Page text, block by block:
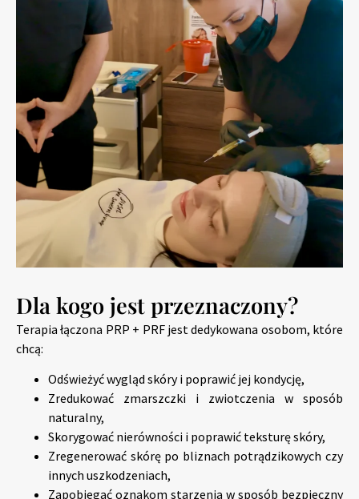
Dla kogo jest przeznaczony?
Terapia łączona PRP + PRF jest dedykowana osobom, które
chcą:
Odświeżyć wygląd skóry i poprawić jej kondycję,
Zredukować zmarszczki i zwiotczenia w sposób
naturalny,
Skorygować nierówności i poprawić teksturę skóry,
Zregenerować skórę po bliznach potrądzikowych czy
innych uszkodzeniach,
Zapobiegać oznakom starzenia w sposób bezpieczny